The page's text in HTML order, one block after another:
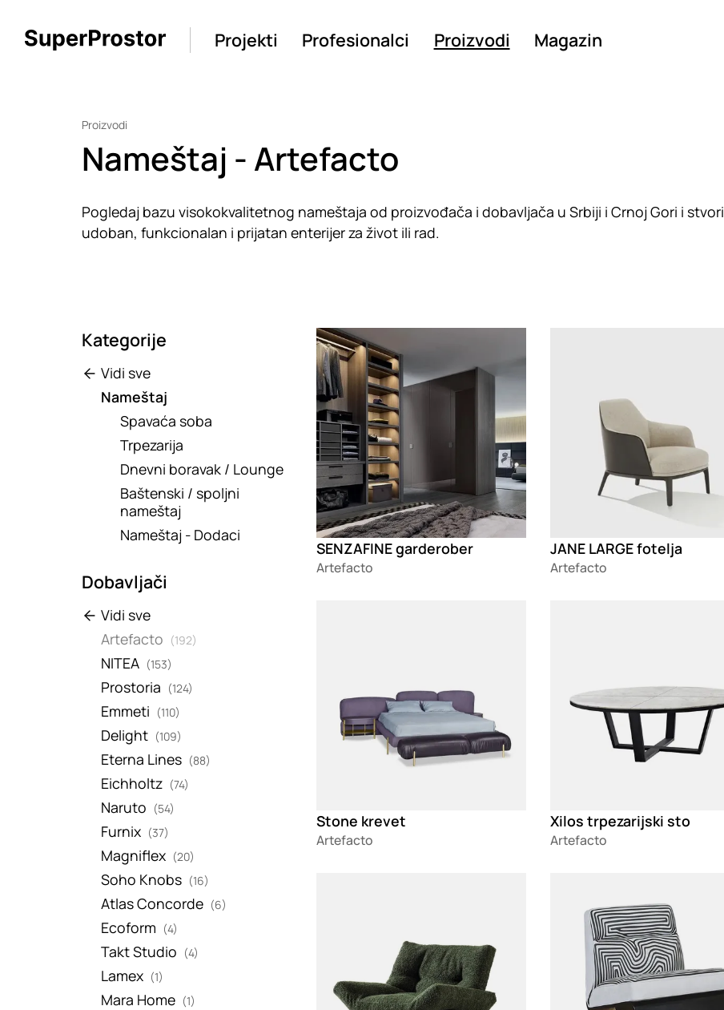
Projekti Profesionalci Proizvodi Magazin
Proizvodi
Nameštaj - Artefacto
Pogledaj bazu visokokvalitetnog nameštaja od proizvođača i dobavljača u Srbiji i Crnoj Gori i stvori
udoban, funkcionalan i prijatan enterijer za život ili rad.
Kategorije
Vidi sve
Nameštaj
Spavaća soba
Trpezarija
Dnevni boravak / Lounge
Baštenski / spoljni
nameštaj
Nameštaj - Dodaci
Dobavljači
Vidi sve
Artefacto (192)
NITEA (153)
Prostoria (124)
Emmeti (110)
Delight (109)
Eterna Lines (88)
Eichholtz (74)
Naruto (54)
Furnix (37)
Magniflex (20)
Soho Knobs (16)
Atlas Concorde (6)
Ecoform (4)
Takt Studio (4)
Lamex (1)
Mara Home (1)
Loading
SENZAFINE garderober
Artefacto
JANE LARGE fotelja
Artefacto
Stone krevet
Artefacto
Xilos trpezarijski sto
Artefacto